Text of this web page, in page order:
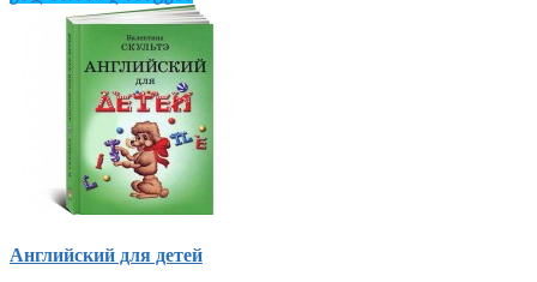
Английский для детей